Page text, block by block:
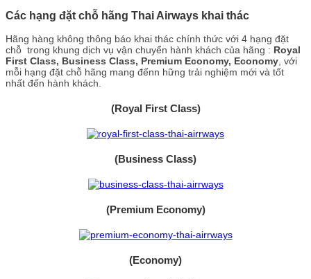
Các hạng đặt chỗ hãng Thai Airways khai thác
Hãng hàng không thông báo khai thác chính thức với 4 hạng đặt
chỗ trong khung dịch vụ vận chuyển hành khách của hãng : Royal
First Class, Business Class, Premium Economy, Economy, với
mỗi hạng đặt chỗ hãng mang đếnn hững trải nghiệm mới và tốt
nhất đến hành khách.
(Royal First Class)
(Business Class)
(Premium Economy)
(Economy)